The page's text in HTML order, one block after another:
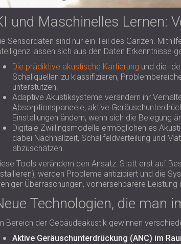
und Maschinelles Lernen:
Sensordaten sind nur ein Teil des Ganzen.
lassen sich aus den Daten Erkenntnisse
Die prädiktive akustische Kartierung und die
Schallquellen zu klassifizieren,
unterstützen.
Adaptive Akustiksysteme verändern ihr
Absorptionspaneele, aktive
Einstellungen ändern, wenn sich die Belegung
Digitale Zwillingsmodelle ermöglichen es
dabei Nachhallzeit, Schallfeldverteilung und
abzuschätzen.
Tools verändern den Ansatz: Statt erst auf
werden Probleme antizipiert und die
Überraschungen, vorhersehbarere Leistung
Technologien, die man
Bereich der Gebäudeakustik gewinnen
Aktive Geräuschunterdrückung (ANC) im